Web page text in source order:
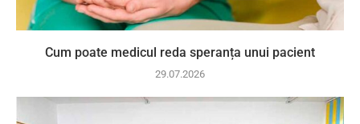
Cum poate medicul reda speranța unui pacient
29.07.2026